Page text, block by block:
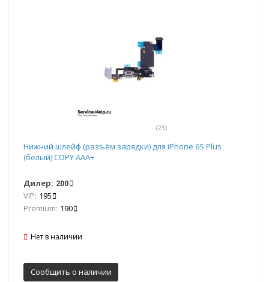
(23)
Нижний шлейф (разъём зарядки) для iPhone 6S Plus
(белый) COPY AAA+
Дилер: 200
VIP: 195
Premium: 190
Нет в наличии
Сообщить о наличии